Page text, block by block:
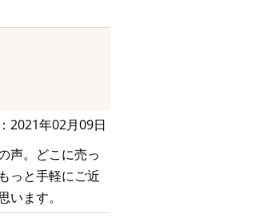
2021年02月09日
声。どこに売っ
っと手軽にご近
ます。